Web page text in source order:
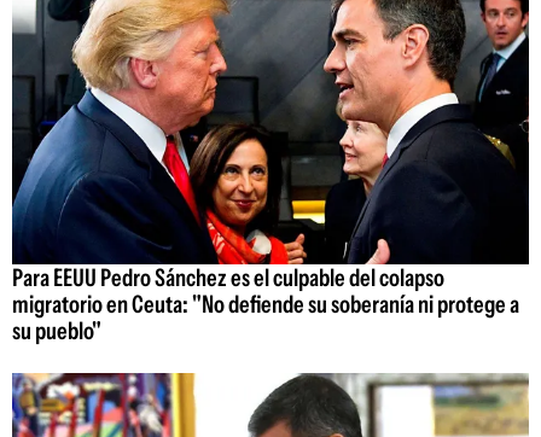
Para EEUU Pedro Sánchez es el culpable del colapso
migratorio en Ceuta: "No defiende su soberanía ni protege a
su pueblo"